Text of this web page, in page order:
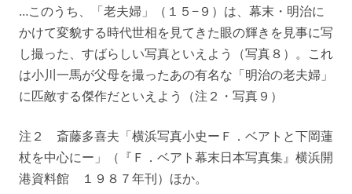
…このうち、「老夫婦」（１５−９）は、幕末・明治に
かけて変貌する時代世相を見てきた眼の輝きを見事に写
し撮った、すばらしい写真といえよう（写真８）。これ
は小川一馬が父母を撮ったあの有名な「明治の老夫婦」
に匹敵する傑作だといえよう（注２・写真９）
注２ 斎藤多喜夫「横浜写真小史ーＦ．ベアトと下岡蓮
杖を中心にー」（『Ｆ．ベアト幕末日本写真集』横浜開
港資料館 １９８７年刊）ほか。